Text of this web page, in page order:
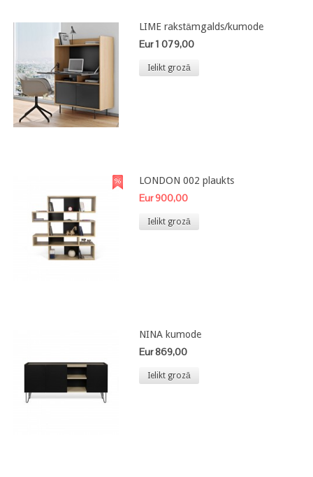
LIME rakstāmgalds/kumode
Eur 1 079,00
Ielikt grozā
LONDON 002 plaukts
Eur 900,00
Ielikt grozā
NINA kumode
Eur 869,00
Ielikt grozā